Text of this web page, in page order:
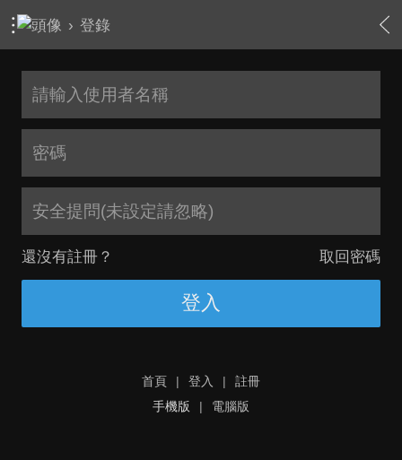
› 登錄
安全提問(未設定請忽略)
還沒有註冊？ 取回密碼
登入
首頁 | 登入 |
註冊
手機版
| 電腦版